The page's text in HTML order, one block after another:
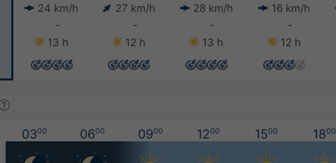
24 km/h
-
13 h
27 km/h
-
12 h
28 km/h
-
13 h
16 km/h
-
12 h
0300 0600 0900 1200 1500 1800